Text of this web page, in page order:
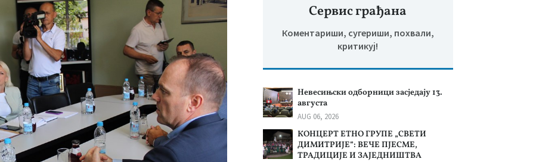
Сервис грађана
Коментариши, сугериши, похвали,
критикуј!
Невесињски одборници засједају 13.
августа
AUG 06, 2026
КОНЦЕРТ ЕТНО ГРУПЕ „СВЕТИ
ДИМИТРИЈЕ“: ВЕЧЕ ПЈЕСМЕ,
ТРАДИЦИЈЕ И ЗАЈЕДНИШТВА